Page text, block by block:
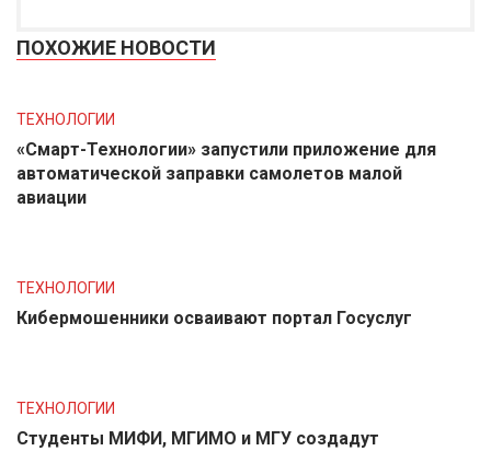
ПОХОЖИЕ НОВОСТИ
ТЕХНОЛОГИИ
«Смарт-Технологии» запустили приложение для
автоматической заправки самолетов малой
авиации
ТЕХНОЛОГИИ
Кибермошенники осваивают портал Госуслуг
ТЕХНОЛОГИИ
Студенты МИФИ, МГИМО и МГУ создадут